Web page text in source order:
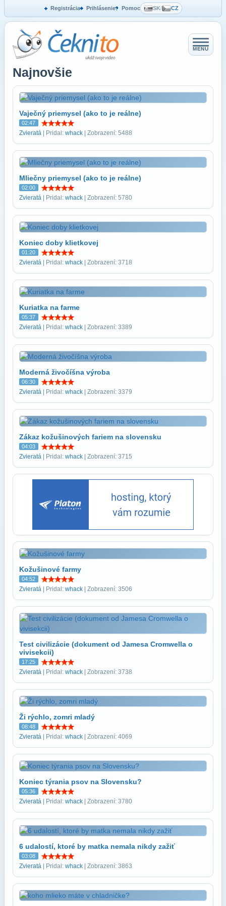
Registrácia Prihlásenie Pomoc SK/ CZ
MENU
Najnovšie
Vaječný priemysel (ako to je reálne)
02:47
Zvieratá | Pridal: whack | Zobrazení: 5488
Mliečny priemysel (ako to je reálne)
02:00
Zvieratá | Pridal: whack | Zobrazení: 5780
Koniec doby klietkovej
01:20
Zvieratá | Pridal: whack | Zobrazení: 3718
Kuriatka na farme
05:37
Zvieratá | Pridal: whack | Zobrazení: 3389
Moderná živočíšna výroba
06:30
Zvieratá | Pridal: whack | Zobrazení: 3379
Zákaz kožušinových fariem na slovensku
04:03
Zvieratá | Pridal: whack | Zobrazení: 3715
Kožušinové farmy
04:52
Zvieratá | Pridal: whack | Zobrazení: 3506
Test civilizácie (dokument od Jamesa Cromwella o
vivisekcii)
17:25
Zvieratá | Pridal: whack | Zobrazení: 3738
Ži rýchlo, zomri mladý
08:48
Zvieratá | Pridal: whack | Zobrazení: 4069
Koniec týrania psov na Slovensku?
05:36
Zvieratá | Pridal: whack | Zobrazení: 3780
6 udalostí, ktoré by matka nemala nikdy zažiť
03:08
Zvieratá | Pridal: whack | Zobrazení: 3863